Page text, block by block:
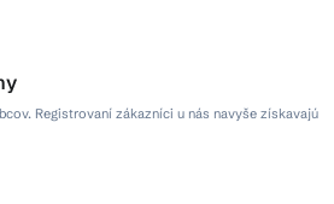
Registrovaní zákazníci u nás navyše získavajú